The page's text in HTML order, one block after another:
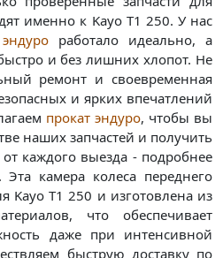
именно к Kayo T1 250. У нас
эндуро работало идеально, а
и без лишних хлопот. Не
ремонт и своевременная
и ярких впечатлений
прокат эндуро, чтобы вы
наших запчастей и получить
каждого выезда - подробнее
Эта камера колеса переднего
Kayo T1 250 и изготовлена из
что обеспечивает
даже при интенсивной
быструю доставку по